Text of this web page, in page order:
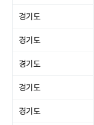
경기도
경기도
경기도
경기도
경기도